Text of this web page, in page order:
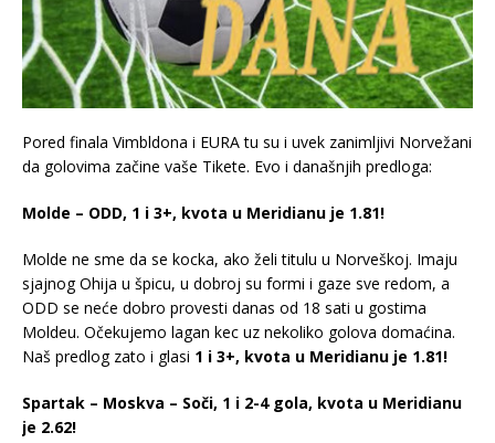
Pored finala Vimbldona i EURA tu su i uvek zanimljivi Norvežani
da golovima začine vaše Tikete. Evo i današnjih predloga:
Molde – ODD, 1 i 3+, kvota u Meridianu je 1.81!
Molde ne sme da se kocka, ako želi titulu u Norveškoj. Imaju
sjajnog Ohija u špicu, u dobroj su formi i gaze sve redom, a
ODD se neće dobro provesti danas od 18 sati u gostima
Moldeu. Očekujemo lagan kec uz nekoliko golova domaćina.
Naš predlog zato i glasi 1 i 3+, kvota u Meridianu je 1.81!
Spartak – Moskva – Soči, 1 i 2-4 gola, kvota u Meridianu
je 2.62!